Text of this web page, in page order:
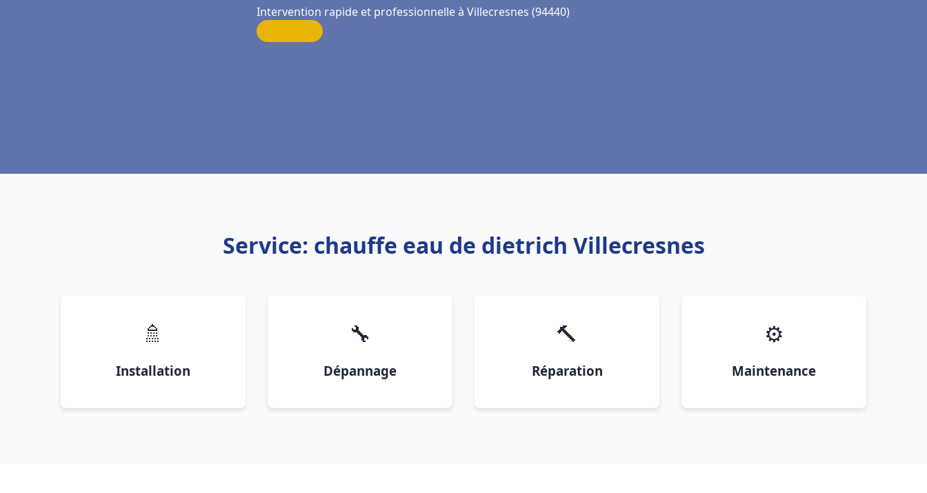
Intervention rapide et professionnelle à Villecresnes (94440)
Service: chauffe eau de dietrich Villecresnes
🚿
Installation
🔧
Dépannage
🔨
Réparation
⚙️
Maintenance